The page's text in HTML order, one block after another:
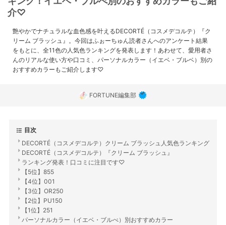
介♡
艶やかでナチュラルな血色感を叶えるDECORTÉ（コスメデコルテ）『ク
リーム ブラッシュ』。今回はふぉーちゅん読者さんへのアンケート結果
をもとに、全11色の人気色ランキングを発表します！あわせて、愛用者さ
んのリアルな使い方や口コミ、パーソナルカラー（イエベ・ブルベ）別の
おすすめカラーもご紹介します♡
FORTUNE編集部
目次
DECORTÉ（コスメデコルテ）クリーム ブラッシュ人気色ランキング
DECORTÉ（コスメデコルテ）『クリーム ブラッシュ』
ランキング発表！口コミに注目です♡
【5位】855
【4位】001
【3位】OR250
【2位】PU150
【1位】251
パーソナルカラー（イエベ・ブルべ）別おすすめカラー